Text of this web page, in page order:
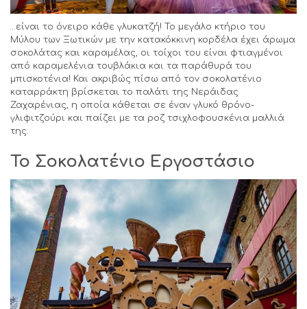
…είναι το όνειρο κάθε γλυκατζή! Το μεγάλο κτήριο του
Μύλου των Ξωτικών με την κατακόκκινη κορδέλα έχει άρωμα
σοκολάτας και καραμέλας, οι τοίχοι του είναι φτιαγμένοι
από καραμελένια τουβλάκια και τα παράθυρά του
μπισκοτένια! Και ακριβώς πίσω από τον σοκολατένιο
καταρράκτη βρίσκεται το παλάτι της Νεράιδας
Ζαχαρένιας, η οποία κάθεται σε έναν γλυκό θρόνο-
γλιφιτζούρι και παίζει με τα ροζ τσιχλοφουσκένια μαλλιά
της.
Το Σοκολατένιο Εργοστάσιο